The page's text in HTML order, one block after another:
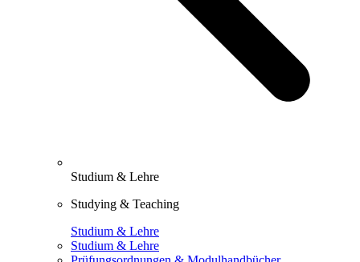
Studium & Lehre
Studying & Teaching
Studium & Lehre
Studium & Lehre